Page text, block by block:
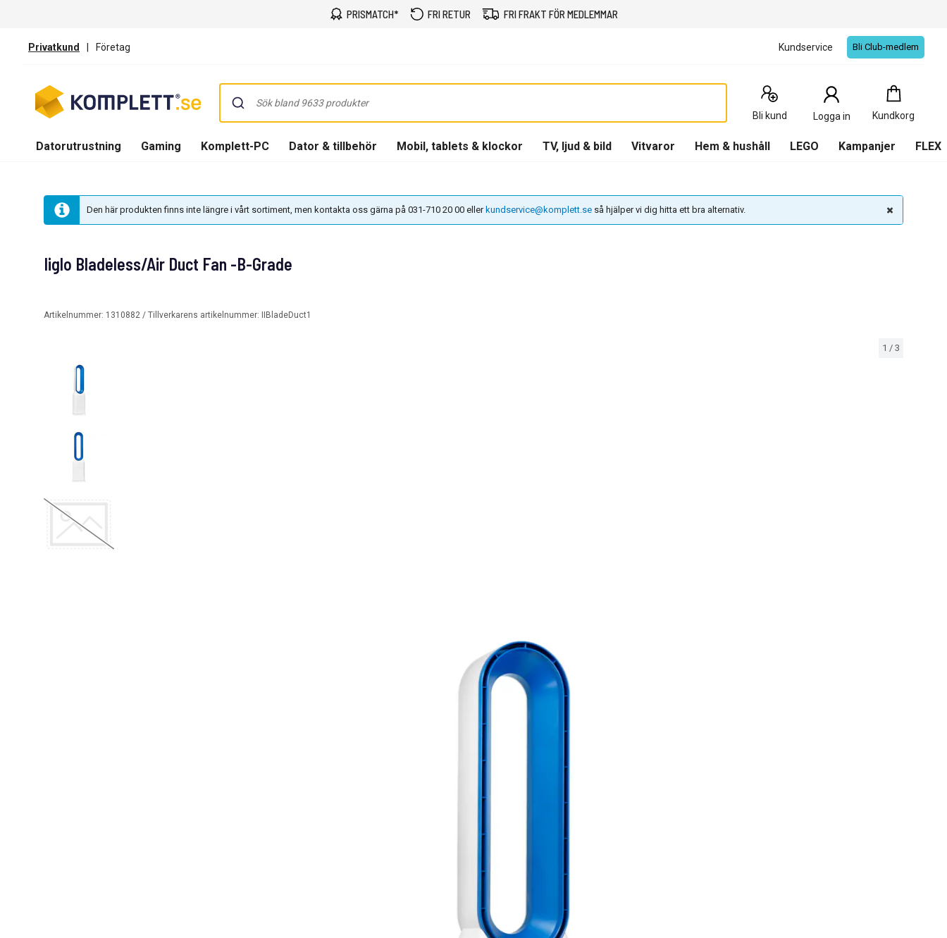
PRISMATCH* FRI RETUR FRI FRAKT FÖR MEDLEMMAR
Privatkund | Företag Kundservice Bli Club-medlem
Bli kund Logga in Kundkorg
Kundkorg
0
Produkter
Datorutrustning Gaming Komplett-PC Dator & tillbehör Mobil, tablets & klockor TV, ljud & bild Vitvaror Hem & hushåll LEGO Kampanjer FLEX
Den här produkten finns inte längre i vårt sortiment, men kontakta oss gärna på 031-710 20 00 eller kundservice@komplett.se så hjälper vi dig hitta ett bra alternativ.
1 / 3
Iiglo Bladeless/Air Duct Fan -B-Grade
Artikelnummer: 1310882 / Tillverkarens artikelnummer: IIBladeDuct1